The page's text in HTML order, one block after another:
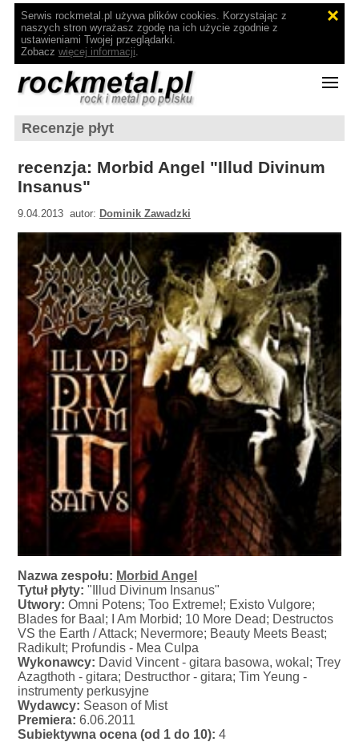
Serwis rockmetal.pl używa plików cookies. Korzystając z
naszych stron wyrażasz zgodę na ich użycie zgodnie z
ustawieniami Twojej przeglądarki.
Zobacz więcej informacji.
Recenzje płyt
recenzja: Morbid Angel "Illud Divinum
Insanus"
9.04.2013 autor: Dominik Zawadzki
Nazwa zespołu: Morbid Angel
Tytuł płyty: "Illud Divinum Insanus"
Utwory: Omni Potens; Too Extreme!; Existo Vulgore;
Blades for Baal; I Am Morbid; 10 More Dead; Destructos
VS the Earth / Attack; Nevermore; Beauty Meets Beast;
Radikult; Profundis - Mea Culpa
Wykonawcy: David Vincent - gitara basowa, wokal; Trey
Azagthoth - gitara; Destructhor - gitara; Tim Yeung -
instrumenty perkusyjne
Wydawcy: Season of Mist
Premiera: 6.06.2011
Subiektywna ocena (od 1 do 10): 4